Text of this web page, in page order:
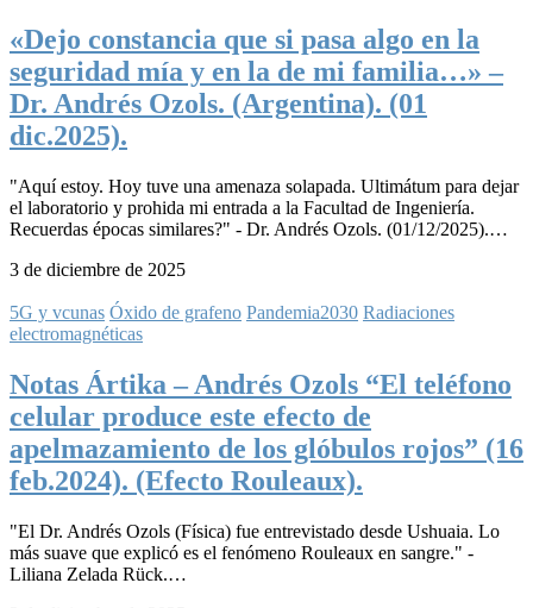
«Dejo constancia que si pasa algo en la
seguridad mía y en la de mi familia…» –
Dr. Andrés Ozols. (Argentina). (01
dic.2025).
"Aquí estoy. Hoy tuve una amenaza solapada. Ultimátum para dejar
el laboratorio y prohida mi entrada a la Facultad de Ingeniería.
Recuerdas épocas similares?" - Dr. Andrés Ozols. (01/12/2025).…
3 de diciembre de 2025
5G y vcunas Óxido de grafeno Pandemia2030 Radiaciones
electromagnéticas
Notas Ártika – Andrés Ozols “El teléfono
celular produce este efecto de
apelmazamiento de los glóbulos rojos” (16
feb.2024). (Efecto Rouleaux).
"El Dr. Andrés Ozols (Física) fue entrevistado desde Ushuaia. Lo
más suave que explicó es el fenómeno Rouleaux en sangre." -
Liliana Zelada Rück.…